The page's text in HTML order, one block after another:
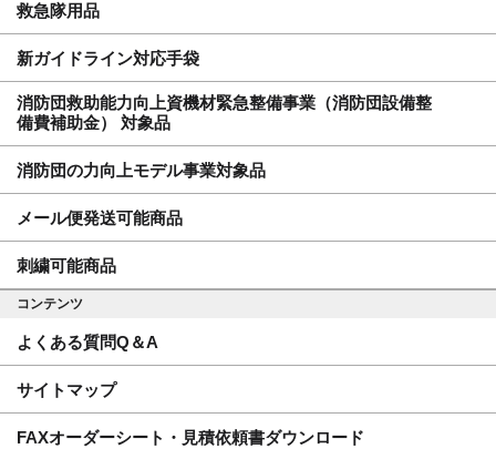
救急隊用品
新ガイドライン対応手袋
消防団救助能力向上資機材緊急整備事業（消防団設備整
備費補助金） 対象品
消防団の力向上モデル事業対象品
メール便発送可能商品
刺繍可能商品
コンテンツ
よくある質問Q＆A
サイトマップ
FAXオーダーシート・見積依頼書ダウンロード